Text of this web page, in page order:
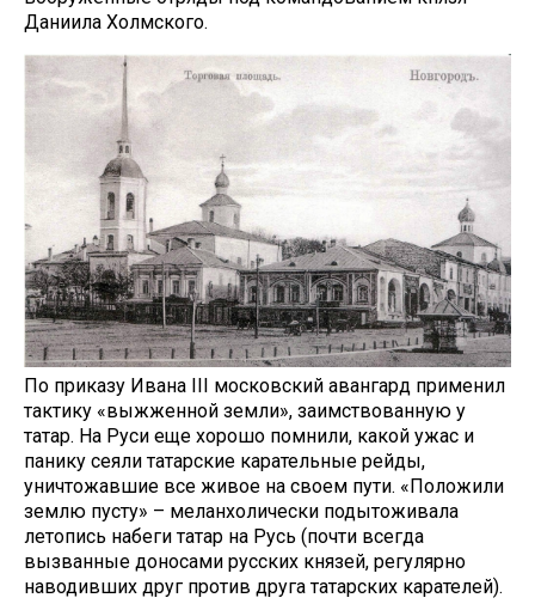
Даниила Холмского.
По приказу Ивана III московский авангард применил
тактику «выжженной земли», заимствованную у
татар. На Руси еще хорошо помнили, какой ужас и
панику сеяли татарские карательные рейды,
уничтожавшие все живое на своем пути. «Положили
землю пусту» – меланхолически подытоживала
летопись набеги татар на Русь (почти всегда
вызванные доносами русских князей, регулярно
наводивших друг против друга татарских карателей).